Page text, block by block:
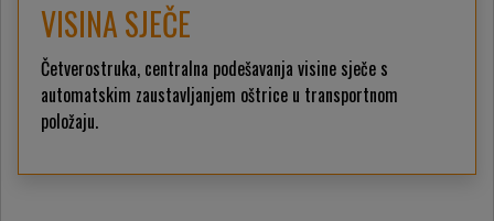
VISINA SJEČE
Četverostruka, centralna podešavanja visine sječe s
automatskim zaustavljanjem oštrice u transportnom
položaju.